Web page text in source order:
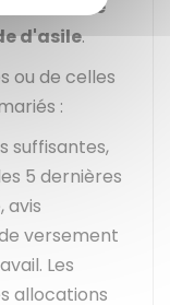
à la date
d'asile.
ou de celles
:
suffisantes,
5 dernières
avis
versement
Les
allocations